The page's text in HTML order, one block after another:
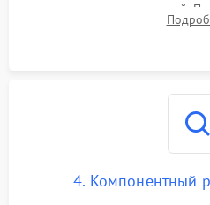
дежурных напряжений.
мультиконтроллера,
4. Компонентный